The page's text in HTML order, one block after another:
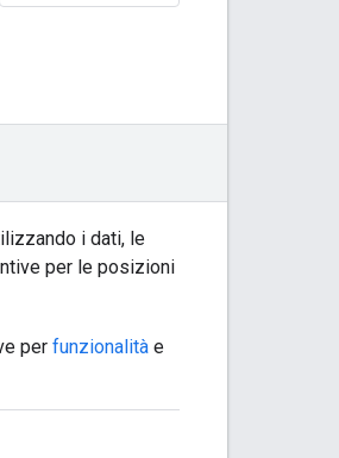
i dati, le
per le posizioni
per funzionalità e